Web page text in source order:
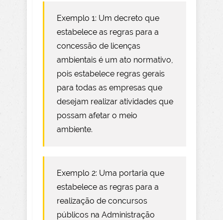
Exemplo 1: Um decreto que
estabelece as regras para a
concessão de licenças
ambientais é um ato normativo,
pois estabelece regras gerais
para todas as empresas que
desejam realizar atividades que
possam afetar o meio
ambiente.
Exemplo 2: Uma portaria que
estabelece as regras para a
realização de concursos
públicos na Administração